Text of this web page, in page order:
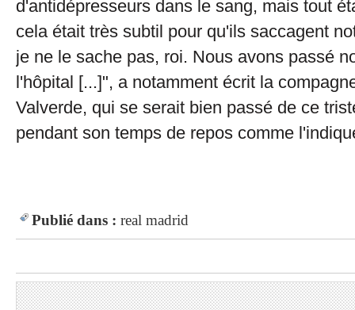
d'antidépresseurs dans le sang, mais tout
cela était très subtil pour qu'ils saccagent
je ne le sache pas, roi. Nous avons passé
l'hôpital [...]", a notamment écrit la
Valverde, qui se serait bien passé de ce
pendant son temps de repos comme
Publié dans : real madrid